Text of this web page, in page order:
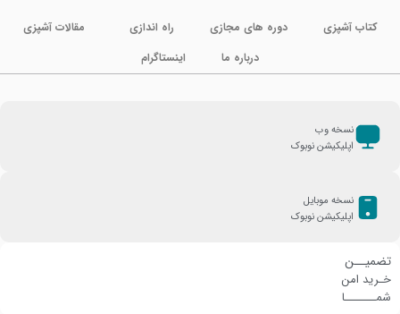
کتاب آشپزی دوره های مجازی راه اندازی
مقالات آشپزی
درباره ما
اینستاگرام
نسخه وب
اپلیکیشن نوبوک
نسخه موبایل
اپلیکیشن نوبوک
تضمیــن
خـرید امن
شمـــــــا